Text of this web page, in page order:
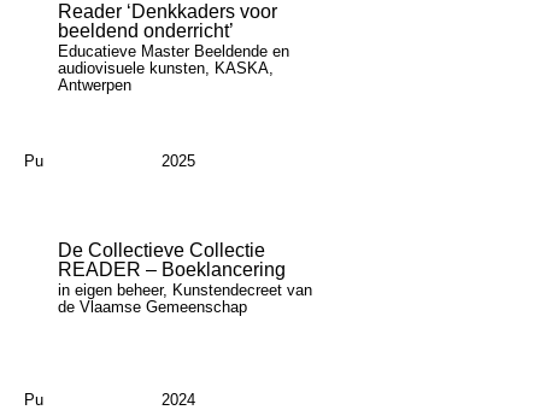
Reader ‘Denkkaders voor
beeldend onderricht’
Educatieve Master Beeldende en
audiovisuele kunsten, KASKA,
Antwerpen
Pu 2025
De Collectieve Collectie
READER – Boeklancering
in eigen beheer, Kunstendecreet van
de Vlaamse Gemeenschap
Pu 2024